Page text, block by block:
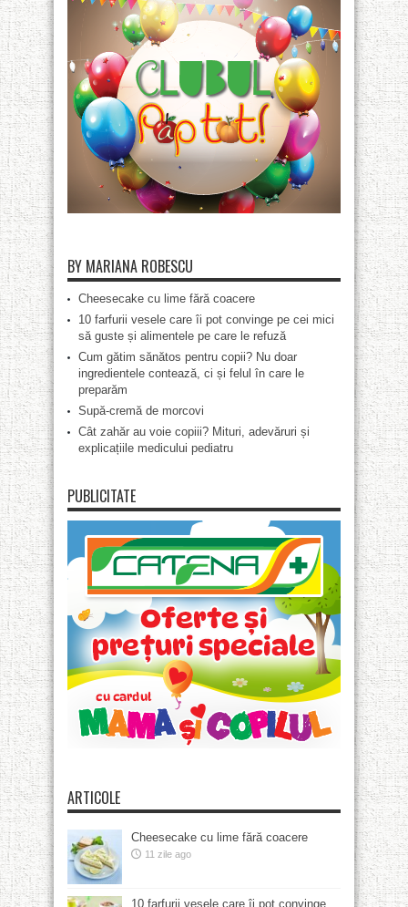
BY MARIANA ROBESCU
Cheesecake cu lime fără coacere
10 farfurii vesele care îi pot convinge pe cei mici
să guste și alimentele pe care le refuză
Cum gătim sănătos pentru copii? Nu doar
ingredientele contează, ci și felul în care le
preparăm
Supă-cremă de morcovi
Cât zahăr au voie copiii? Mituri, adevăruri și
explicațiile medicului pediatru
PUBLICITATE
ARTICOLE
Cheesecake cu lime fără coacere
11 zile ago
10 farfurii vesele care îi pot convinge